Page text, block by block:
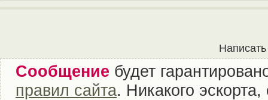
Сообщение будет
правил сайта. Никакого